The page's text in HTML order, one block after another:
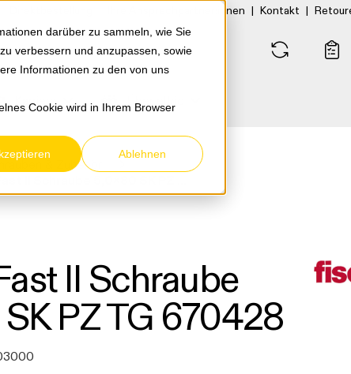
darüber zu sammeln, wie Sie
verbessern und anzupassen, sowie
Informationen zu den von uns
Cookie wird in Ihrem Browser
Ablehnen
Ihre Ansprechpartner:innen | Kontakt |
Karriere Über eltric
& Zubehör
II Schraube
PZ TG 670428